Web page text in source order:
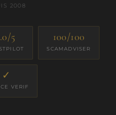
2008
5 100/100
SCAMADVISER
✓
VERIF